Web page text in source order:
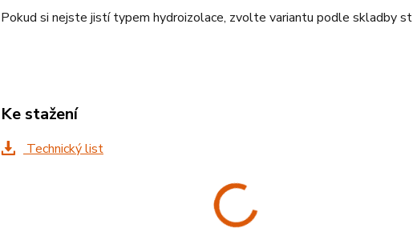
Pokud si nejste jistí typem hydroizolace, zvolte variantu podle skladby
Ke stažení
Technický list